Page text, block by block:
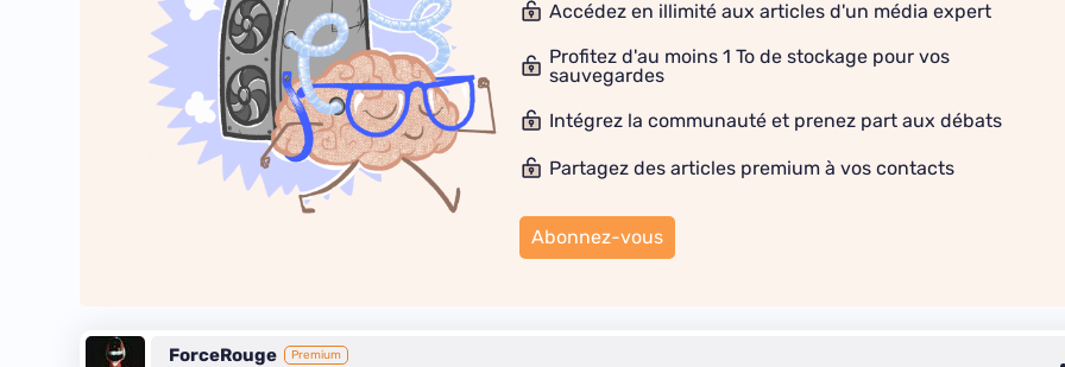
Accédez en illimité aux articles d'un média expert
Profitez d'au moins 1 To de stockage pour vos
sauvegardes
Intégrez la communauté et prenez part aux débats
Partagez des articles premium à vos contacts
Abonnez-vous
ForceRouge Premium